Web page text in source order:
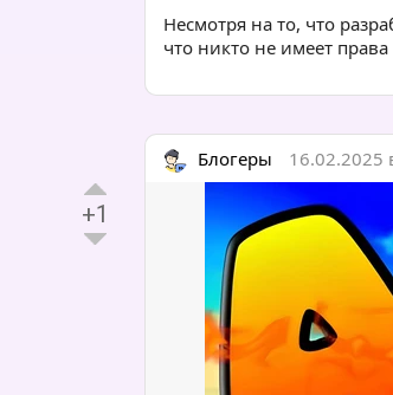
Несмотря на то, что
что никто не имеет права
Блогеры 16.02.2025
+1